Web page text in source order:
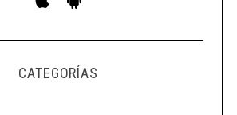
CATEGORÍAS